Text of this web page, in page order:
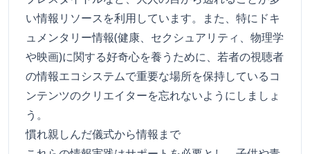
い情報リソースを利用しています。また、特にドキ
ュメンタリー情報(健康、セクシュアリティ、物理学
や映画)に関する好奇心を養うために、若者の視聴者
の情報エコシステムで重要な場所を保持しているコ
ンテンツのクリエイターを忘れないようにしましょ
う。
慣れ親しんだ儀式から情報まで